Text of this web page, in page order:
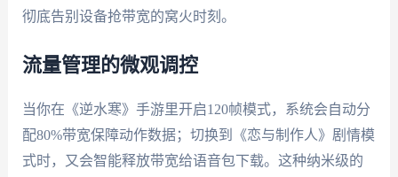
彻底告别设备抢带宽的窝火时刻。
流量管理的微观调控
当你在《逆水寒》手游里开启120帧模式，系统会自动分
配80%带宽保障动作数据；切换到《恋与制作人》剧情模
式时，又会智能释放带宽给语音包下载。这种纳米级的